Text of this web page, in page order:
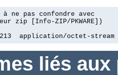
ne pas confondre avec
zip [Info-ZIP/PKWARE])
application/octet-stream
liés